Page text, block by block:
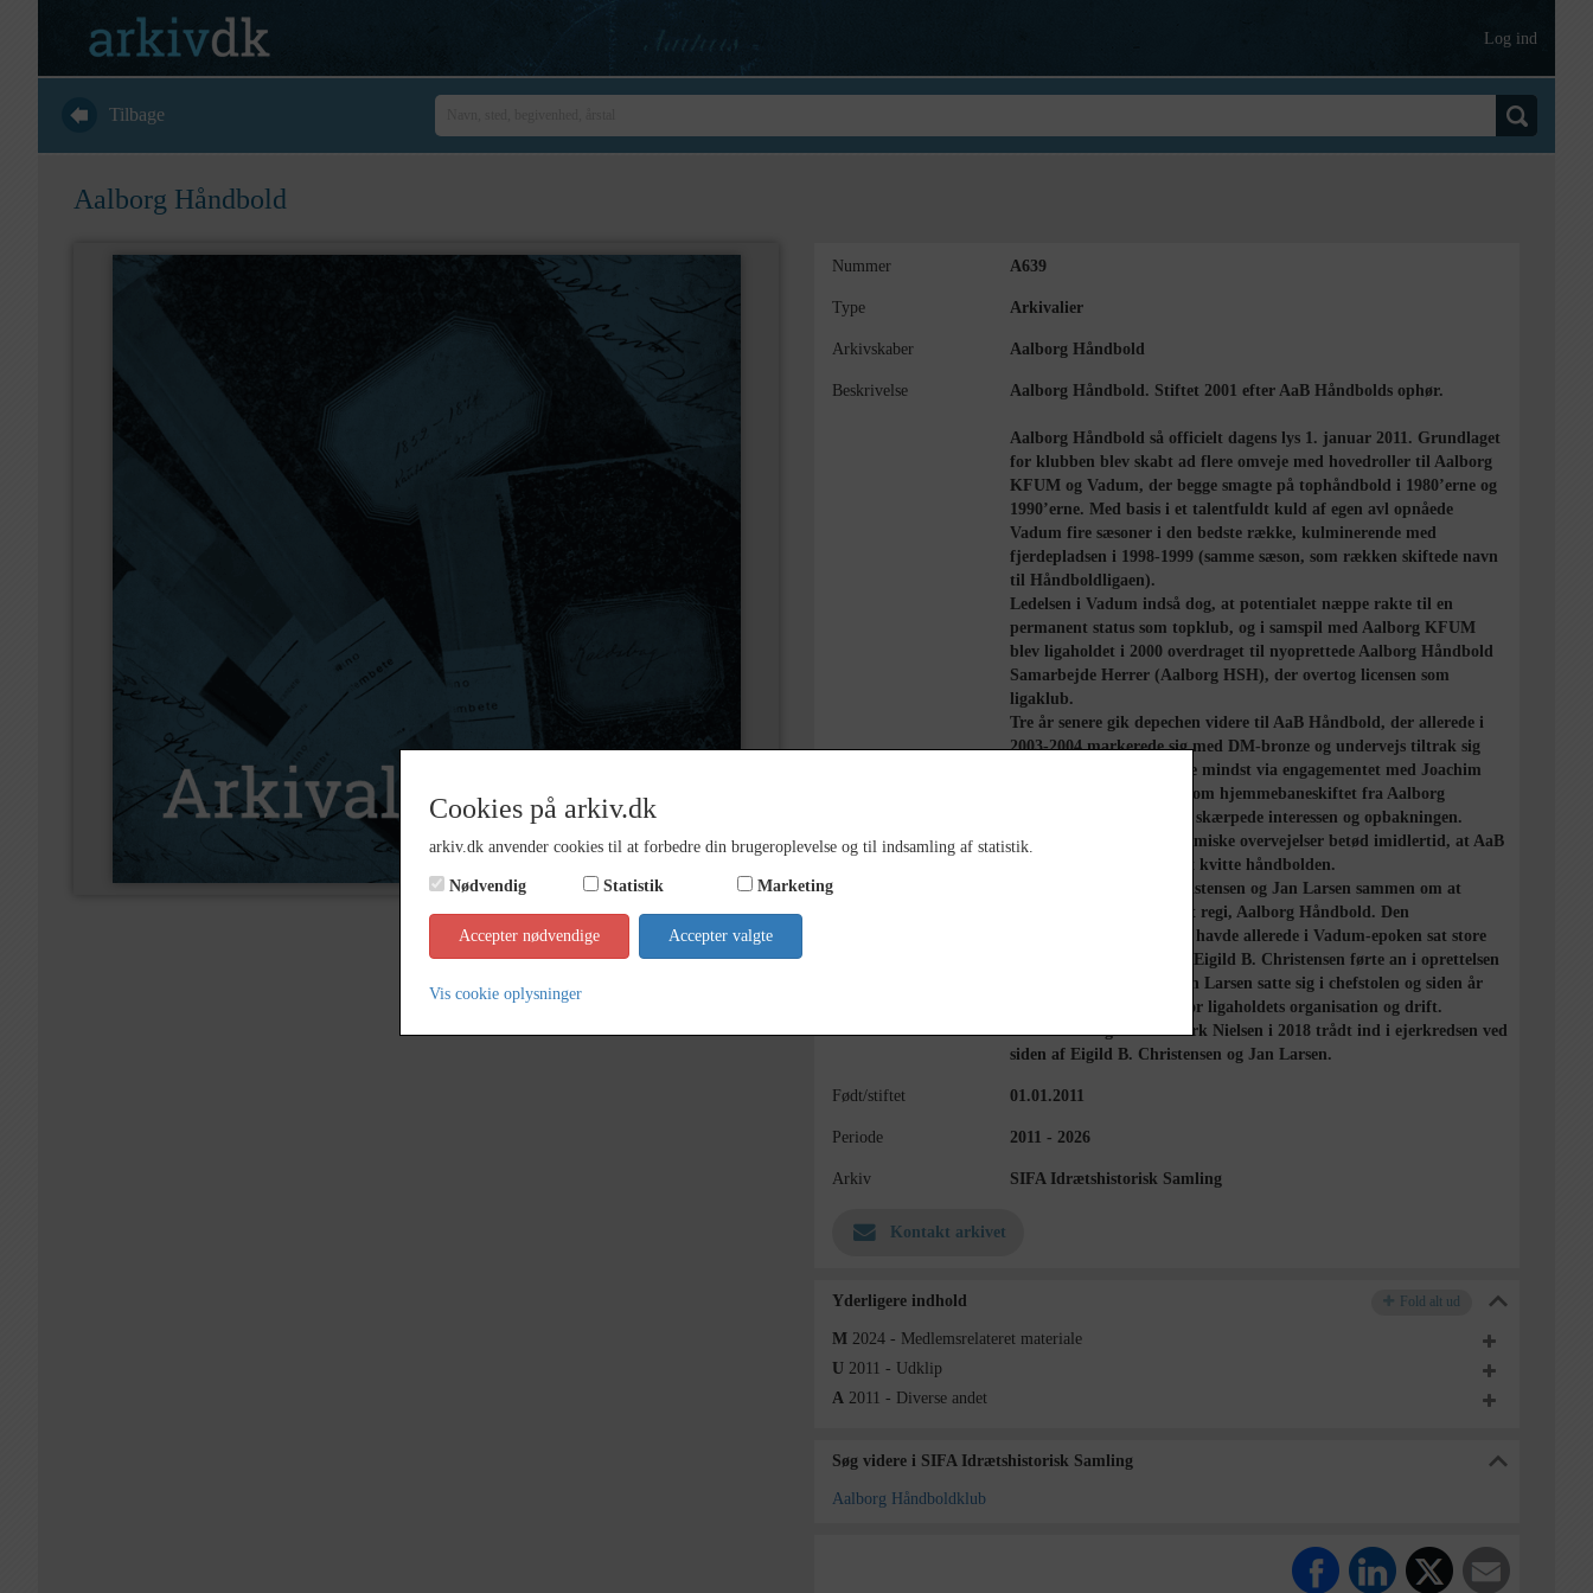
Log ind
Tilbage
Aalborg Håndbold
Nummer A639
Type Arkivalier
Arkivskaber Aalborg Håndbold
Beskrivelse Aalborg Håndbold. Stiftet 2001 efter AaB Håndbolds ophør.
Aalborg Håndbold så officielt dagens lys 1. januar 2011. Grundlaget
for klubben blev skabt ad flere omveje med hovedroller til Aalborg
KFUM og Vadum, der begge smagte på tophåndbold i 1980’erne og
1990’erne. Med basis i et talentfuldt kuld af egen avl opnåede
Vadum fire sæsoner i den bedste række, kulminerende med
fjerdepladsen i 1998-1999 (samme sæson, som rækken skiftede navn
til Håndboldligaen).
Ledelsen i Vadum indså dog, at potentialet næppe rakte til en
permanent status som topklub, og i samspil med Aalborg KFUM
blev ligaholdet i 2000 overdraget til nyoprettede Aalborg Håndbold
Samarbejde Herrer (Aalborg HSH), der overtog licensen som
ligaklub.
Tre år senere gik depechen videre til AaB Håndbold, der allerede i
2003-2004 markerede sig med DM-bronze og undervejs tiltrak sig
stor opmærksomhed, ikke mindst via engagementet med Joachim
Boldsen i 2007-2008, ligesom hjemmebaneskiftet fra Aalborg
Stadionhal til Gigantium skærpede interessen og opbakningen.
Organisatoriske og økonomiske overvejelser betød imidlertid, at AaB
i november 2010 valgte at kvitte håndbolden.
I stedet gik Eigild B. Christensen og Jan Larsen sammen om at
videreføre ligaholdet i nyt regi, Aalborg Håndbold. Den
håndboldbegejstrede duo havde allerede i Vadum-epoken sat store
aftryk på udviklingen og Eigild B. Christensen førte an i oprettelsen
af Aalborg HSH, hvor Jan Larsen satte sig i chefstolen og siden år
2000 har stået i spidsen for ligaholdets organisation og drift.
Uden for stregerne er Mark Nielsen i 2018 trådt ind i ejerkredsen ved
siden af Eigild B. Christensen og Jan Larsen.
Født/stiftet 01.01.2011
Periode 2011 - 2026
Arkiv SIFA Idrætshistorisk Samling
Kontakt arkivet
Yderligere indhold Fold alt ud
M 2024 - Medlemsrelateret materiale
U 2011 - Udklip
A 2011 - Diverse andet
Søg videre i SIFA Idrætshistorisk Samling
Aalborg Håndboldklub
Cookies på arkiv.dk
arkiv.dk anvender cookies til at forbedre din brugeroplevelse og til indsamling af statistik.
Nødvendig Statistik Marketing
Accepter nødvendige Accepter valgte
Vis cookie oplysninger